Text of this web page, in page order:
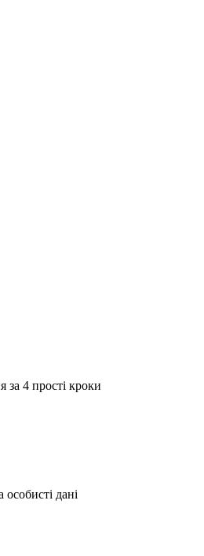
за 4 прості кроки
особисті дані